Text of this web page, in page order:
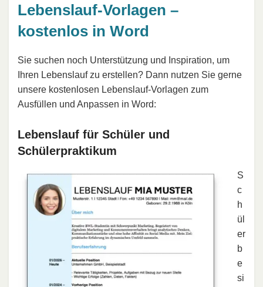
Lebenslauf-Vorlagen –
kostenlos in Word
Sie suchen noch Unterstützung und Inspiration, um
Ihren Lebenslauf zu erstellen? Dann nutzen Sie gerne
unsere kostenlosen Lebenslauf-Vorlagen zum
Ausfüllen und Anpassen in Word:
Lebenslauf für Schüler und
Schülerpraktikum
S
c
h
ül
er
b
e
si